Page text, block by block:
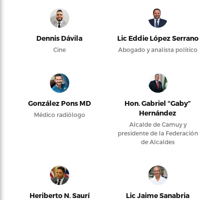
Dennis Dávila
Cine
Lic Eddie López Serrano
Abogado y analista político
González Pons MD
Médico radiólogo
Hon. Gabriel “Gaby”
Hernández
Alcalde de Camuy y
presidente de la Federación
de Alcaldes
Heriberto N. Saurí Lic Jaime Sanabria